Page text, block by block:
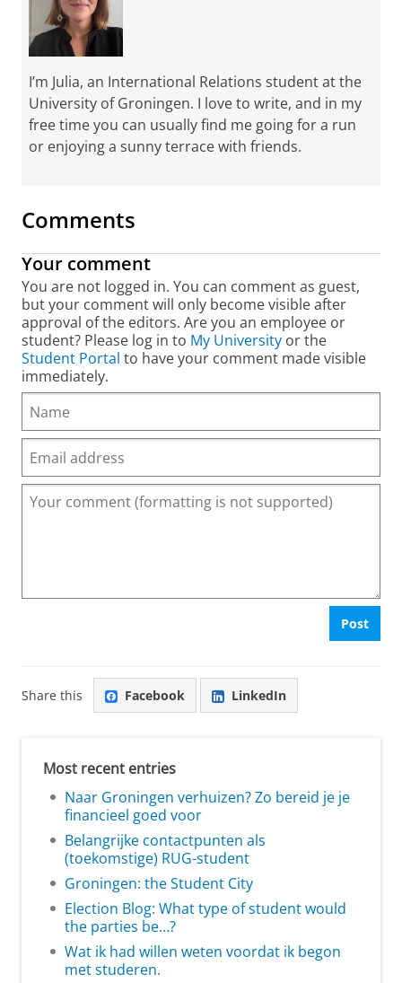
I’m Julia, an International Relations student at the
University of Groningen. I love to write, and in my
free time you can usually find me going for a run
or enjoying a sunny terrace with friends.
Comments
Your comment
You are not logged in. You can comment as guest,
but your comment will only become visible after
approval of the editors. Are you an employee or
student? Please log in to My University or the
Student Portal to have your comment made visible
immediately.
Post
Share this Facebook LinkedIn
Most recent entries
Naar Groningen verhuizen? Zo bereid je je
financieel goed voor
Belangrijke contactpunten als
(toekomstige) RUG-student
Groningen: the Student City
Election Blog: What type of student would
the parties be…?
Wat ik had willen weten voordat ik begon
met studeren.